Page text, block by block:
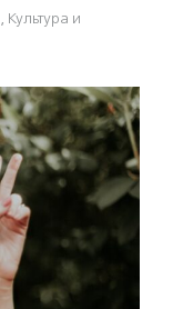
, Культура и